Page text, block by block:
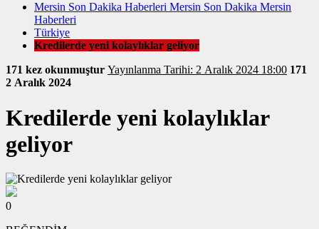
Mersin Son Dakika Haberleri Mersin Son Dakika Mersin
Haberleri
Türkiye
Kredilerde yeni kolaylıklar geliyor
171 kez okunmuştur
Yayınlanma Tarihi: 2 Aralık 2024 18:00 171
2 Aralık 2024
Kredilerde yeni kolaylıklar
geliyor
0